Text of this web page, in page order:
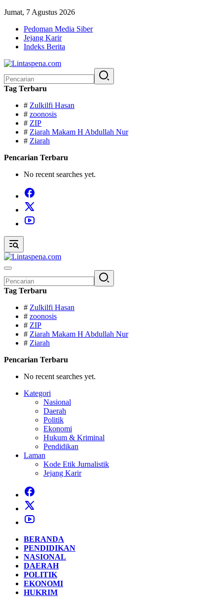
Langsung
konten
Jumat, 7 Agustus 2026
Pedoman Media Siber
Jejang Karir
Indeks Berita
untuk:
Tag Terbaru
# Zulkilfi Hasan
# zoonosis
# ZIP
# Ziarah Makam H Abdullah Nur
# Ziarah
Pencarian Terbaru
No recent searches yet.
untuk:
Tag Terbaru
# Zulkilfi Hasan
# zoonosis
# ZIP
# Ziarah Makam H Abdullah Nur
# Ziarah
Pencarian Terbaru
No recent searches yet.
Kategori
Nasional
Daerah
Politik
Ekonomi
Hukum & Kriminal
Pendidikan
Laman
Kode Etik Jurnalistik
Jejang Karir
BERANDA
PENDIDIKAN
NASIONAL
DAERAH
POLITIK
EKONOMI
HUKRIM